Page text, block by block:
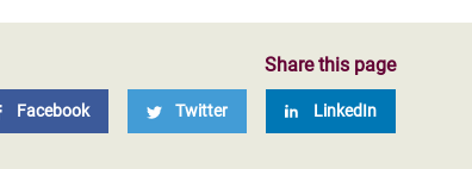
Share this page
Facebook Twitter LinkedIn